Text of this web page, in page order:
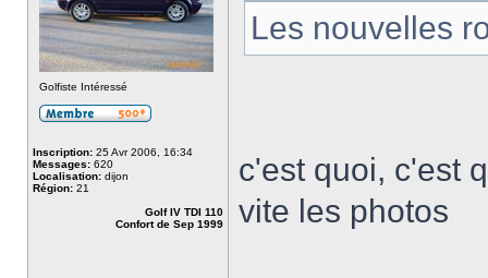
Golfiste Intéressé
Inscription: 25 Avr 2006, 16:34
Messages: 620
Localisation: dijon
Région: 21
Golf IV TDI 110
Confort de Sep 1999
Les nouvelles
c'est quoi, c'est
vite les photos